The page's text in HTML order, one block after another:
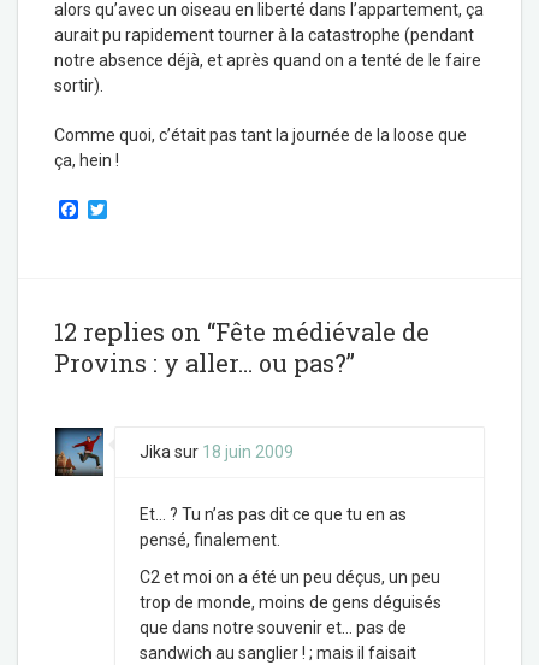
alors qu’avec un oiseau en liberté dans l’appartement, ça
aurait pu rapidement tourner à la catastrophe (pendant
notre absence déjà, et après quand on a tenté de le faire
sortir).
Comme quoi, c’était pas tant la journée de la loose que
ça, hein !
F
o
k
r
12 replies on “Fête médiévale de
Provins : y aller… ou pas?”
Jika sur 18 juin 2009
Et… ? Tu n’as pas dit ce que tu en as
pensé, finalement.
C2 et moi on a été un peu déçus, un peu
trop de monde, moins de gens déguisés
que dans notre souvenir et… pas de
sandwich au sanglier ! ; mais il faisait